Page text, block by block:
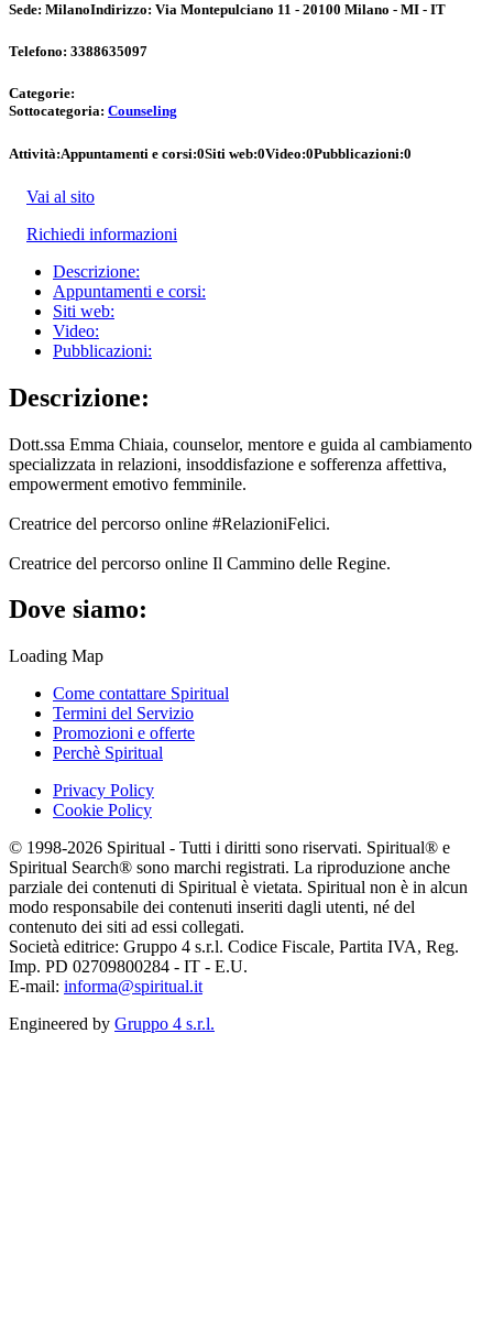
Sede: MilanoIndirizzo: Via Montepulciano 11 - 20100 Milano - MI - IT
Telefono: 3388635097
Categorie:
Sottocategoria: Counseling
Attività:Appuntamenti e corsi:0Siti web:0Video:0Pubblicazioni:0
Vai al sito
Richiedi informazioni
Descrizione:
Appuntamenti e corsi:
Siti web:
Video:
Pubblicazioni:
Descrizione:
Dott.ssa Emma Chiaia, counselor, mentore e guida al cambiamento
specializzata in relazioni, insoddisfazione e sofferenza affettiva,
empowerment emotivo femminile.
Creatrice del percorso online #RelazioniFelici.
Creatrice del percorso online Il Cammino delle Regine.
Dove siamo:
Loading Map
Come contattare Spiritual
Termini del Servizio
Promozioni e offerte
Perchè Spiritual
Privacy Policy
Cookie Policy
© 1998-2026 Spiritual - Tutti i diritti sono riservati. Spiritual® e
Spiritual Search® sono marchi registrati. La riproduzione anche
parziale dei contenuti di Spiritual è vietata. Spiritual non è in alcun
modo responsabile dei contenuti inseriti dagli utenti, né del
contenuto dei siti ad essi collegati.
Società editrice: Gruppo 4 s.r.l. Codice Fiscale, Partita IVA, Reg.
Imp. PD 02709800284 - IT - E.U.
E-mail: informa@spiritual.it
Engineered by Gruppo 4 s.r.l.